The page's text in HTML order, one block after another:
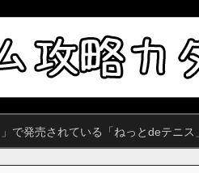
」で発売されている「ねっとdeテニ